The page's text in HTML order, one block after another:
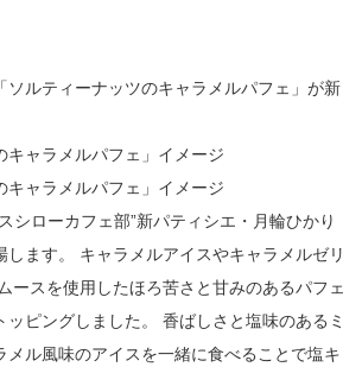
ソルティーナッツのキャラメルパフェ」が新
キャラメルパフェ」イメージ
キャラメルパフェ」イメージ
シローカフェ部”新パティシエ・月輪ひかり
します。 キャラメルアイスやキャラメルゼリ
ースを使用したほろ苦さと甘みのあるパフェ
ッピングしました。 香ばしさと塩味のあるミ
メル風味のアイスを一緒に食べることで塩キ